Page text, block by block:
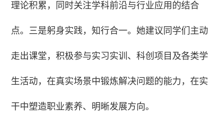
理论积累，同时关注学科前沿与行业应用的结合
点。三是躬身实践，知行合一。她建议同学们主动
走出课堂，积极参与实习实训、科创项目及各类学
生活动，在真实场景中锻炼解决问题的能力，在实
干中塑造职业素养、明晰发展方向。